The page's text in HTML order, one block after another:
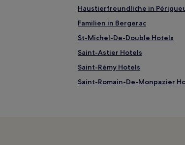
Haustierfreundliche in
Familien in Bergerac
St-Michel-De-Double Hotels
Saint-Astier Hotels
Saint-Rémy Hotels
Saint-Romain-De-Monpazier